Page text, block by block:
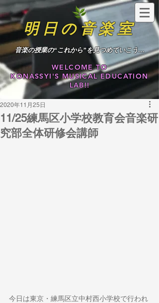
明日の音楽室
​音楽の授業の“これから”を見つめていこう…
WELCOME TO
KONASSYI'S MUSICAL EDUCATION
LAB!!
11/25練馬区小学校教育会音楽研
究部全体研修会講師
2020年11月25日
今日は東京・練馬区立中村西小学校で行われ